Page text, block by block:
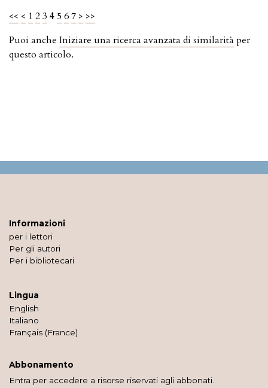
<< < 1 23 4 5 67 > >>
Puoi anche Iniziare una ricerca avanzata di similarità per
questo articolo.
Informazioni
per i lettori
Per gli autori
Per i bibliotecari
Lingua
English
Italiano
Français (France)
Abbonamento
Entra per accedere a risorse riservati agli abbonati.